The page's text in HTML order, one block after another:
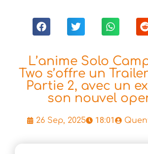
L’anime Solo
Two s’offre un
Partie 2, avec un
son nouvel
26 Sep, 2025 18:01